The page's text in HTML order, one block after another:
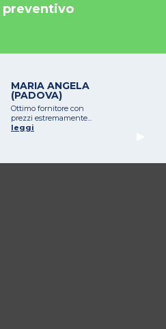
preventivo
MARIA ANGELA
(PADOVA)
Ottimo fornitore con
prezzi estremamente...
leggi